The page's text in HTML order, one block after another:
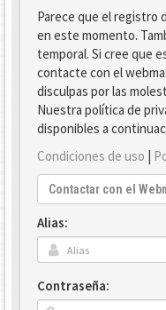
Parece que el registro
en este momento.
temporal. Si cree que
contacte con el
disculpas por las
Nuestra política de
disponibles a
Condiciones de uso |
Contactar con el
Alias:
Contraseña: